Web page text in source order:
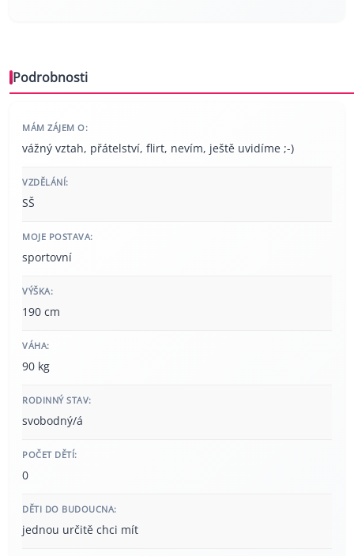
Podrobnosti
MÁM ZÁJEM O:
vážný vztah, přátelství, flirt, nevím, ještě uvidíme ;-)
VZDĚLÁNÍ:
SŠ
MOJE POSTAVA:
sportovní
VÝŠKA:
190 cm
VÁHA:
90 kg
RODINNÝ STAV:
svobodný/á
POČET DĚTÍ:
0
DĚTI DO BUDOUCNA:
jednou určitě chci mít